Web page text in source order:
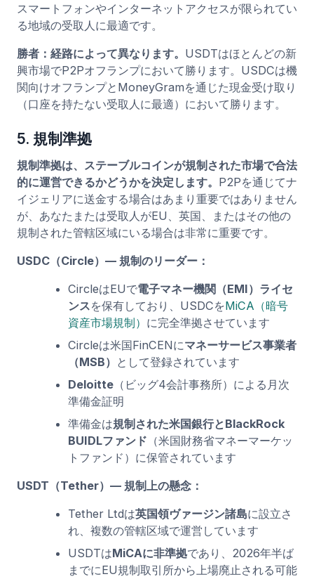
スマートフォンやインターネットアクセスが限られてい
る地域の受取人に最適です。
勝者：経路によって異なります。 USDTはほとんどの新
興市場でP2Pオフランプにおいて勝ります。USDCは機
関向けオフランプとMoneyGramを通じた現金受け取り
（口座を持たない受取人に最適）において勝ります。
5. 規制準拠
規制準拠は、ステーブルコインが規制された市場で合法
的に運営できるかどうかを決定します。 P2Pを通じてナ
イジェリアに送金する場合はあまり重要ではありません
が、あなたまたは受取人がEU、英国、またはその他の
規制された管轄区域にいる場合は非常に重要です。
USDC（Circle）— 規制のリーダー：
CircleはEUで電子マネー機関（EMI）ライセ
ンスを保有しており、USDCをMiCA（暗号
資産市場規制） に完全準拠させています
Circleは米国FinCENにマネーサービス事業者
（MSB） として登録されています
Deloitte（ビッグ4会計事務所）による月次
準備金証明
準備金は規制された米国銀行とBlackRock
BUIDLファンド （米国財務省マネーマーケッ
トファンド）に保管されています
USDT（Tether）— 規制上の懸念：
Tether Ltdは英国領ヴァージン諸島に設立さ
れ、複数の管轄区域で運営しています
USDTはMiCAに非準拠であり、2026年半ば
までにEU規制取引所から上場廃止される可能